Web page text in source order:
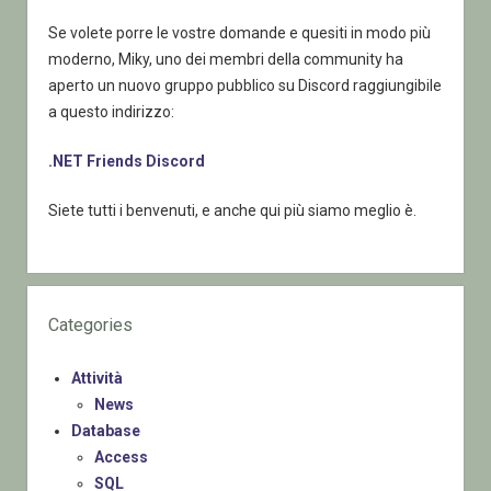
Se volete porre le vostre domande e quesiti in modo più
moderno, Miky, uno dei membri della community ha
aperto un nuovo gruppo pubblico su Discord raggiungibile
a questo indirizzo:
.NET Friends Discord
Siete tutti i benvenuti, e anche qui più siamo meglio è.
Categories
Attività
News
Database
Access
SQL